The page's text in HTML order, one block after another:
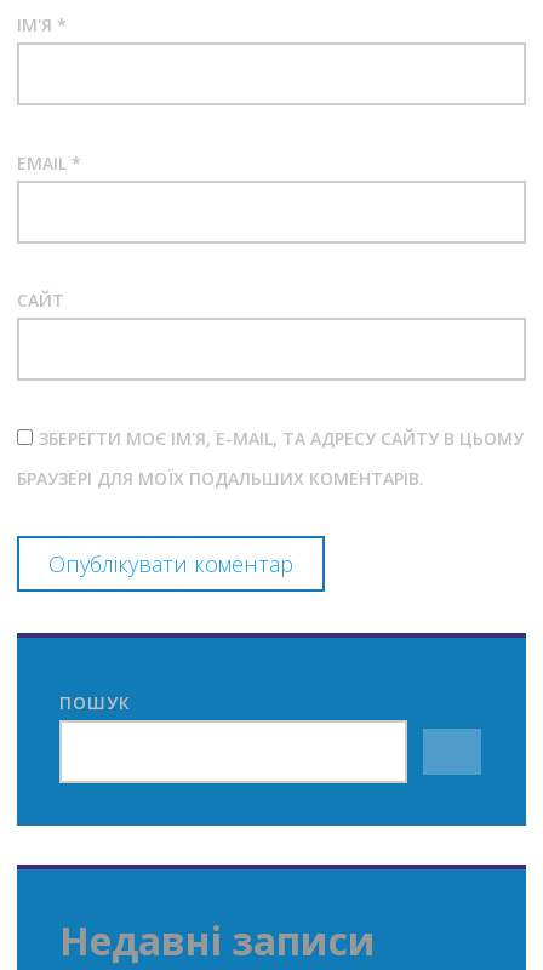
ІМ'Я *
EMAIL *
САЙТ
ЗБЕРЕГТИ МОЄ ІМ'Я, E-MAIL, ТА АДРЕСУ САЙТУ В ЦЬОМУ
БРАУЗЕРІ ДЛЯ МОЇХ ПОДАЛЬШИХ КОМЕНТАРІВ.
ПОШУК
Недавні записи